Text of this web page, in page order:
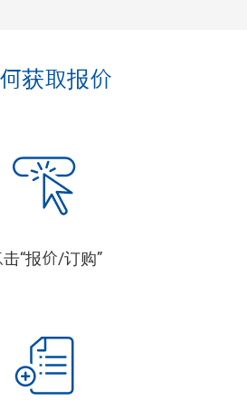
获取报价
击“报价/订购”